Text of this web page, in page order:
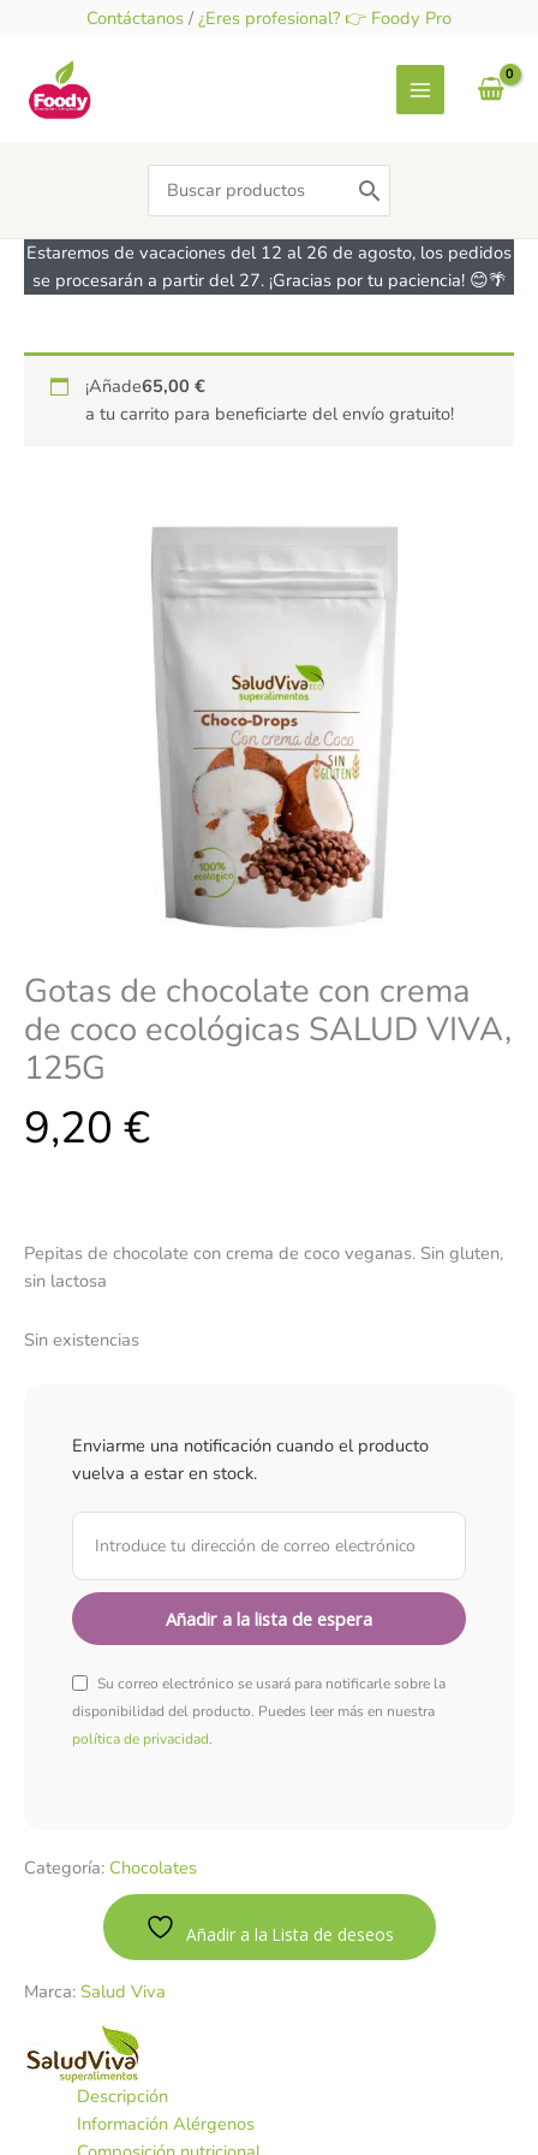
contenido
Contáctanos / ¿Eres profesional? 👉 Foody Pro
Search
for:
Estaremos de vacaciones del 12 al 26 de agosto, los pedidos
se procesarán a partir del 27. ¡Gracias por tu paciencia! 😊🌴
¡Añade65,00€
a tu carrito para beneficiarte del envío gratuito!
Gotas de chocolate con crema
de coco ecológicas SALUD VIVA,
125G
9,20 €
Pepitas de chocolate con crema de coco veganas. Sin gluten,
sin lactosa
Sin existencias
Enviarme una notificación cuando el producto
vuelva a estar en stock.
Su correo electrónico se usará para notificarle sobre la
disponibilidad del producto. Puedes leer más en nuestra
política de privacidad.
Categoría: Chocolates
Añadir a la Lista de deseos
Marca: Salud Viva
Descripción
Información Alérgenos